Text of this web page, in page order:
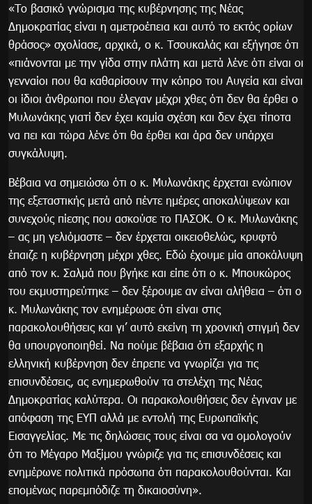
«Το βασικό γνώρισμα της κυβέρνησης της Νέας
Δημοκρατίας είναι η αμετροέπεια και αυτό το εκτός ορίων
θράσος» σχολίασε, αρχικά, ο κ. Τσουκαλάς και εξήγησε ότι
«πιάνονται με την γίδα στην πλάτη και μετά λένε ότι είναι οι
γενναίοι που θα καθαρίσουν την κόπρο του Αυγεία και είναι
οι ίδιοι άνθρωποι που έλεγαν μέχρι χθες ότι δεν θα έρθει ο
Μυλωνάκης γιατί δεν έχει καμία σχέση και δεν έχει τίποτα
να πει και τώρα λένε ότι θα έρθει και άρα δεν υπάρχει
συγκάλυψη.
Βέβαια να σημειώσω ότι ο κ. Μυλωνάκης έρχεται ενώπιον
της εξεταστικής μετά από πέντε ημέρες αποκαλύψεων και
συνεχούς πίεσης που ασκούσε το ΠΑΣΟΚ. Ο κ. Μυλωνάκης
– ας μη γελιόμαστε – δεν έρχεται οικειοθελώς, κρυφτό
έπαιζε η κυβέρνηση μέχρι χθες. Εδώ έχουμε μία αποκάλυψη
από τον κ. Σαλμά που βγήκε και είπε ότι ο κ. Μπουκώρος
του εκμυστηρεύτηκε – δεν ξέρουμε αν είναι αλήθεια – ότι ο
κ. Μυλωνάκης τον ενημέρωσε ότι είναι στις
παρακολουθήσεις και γι’ αυτό εκείνη τη χρονική στιγμή δεν
θα υπουργοποιηθεί. Να πούμε βέβαια ότι εξαρχής η
ελληνική κυβέρνηση δεν έπρεπε να γνωρίζει για τις
επισυνδέσεις, ας ενημερωθούν τα στελέχη της Νέας
Δημοκρατίας καλύτερα. Οι παρακολουθήσεις δεν έγιναν με
απόφαση της ΕΥΠ αλλά με εντολή της Ευρωπαϊκής
Εισαγγελίας. Με τις δηλώσεις τους είναι σα να ομολογούν
ότι το Μέγαρο Μαξίμου γνώριζε για τις επισυνδέσεις και
ενημέρωνε πολιτικά πρόσωπα ότι παρακολουθούνται. Και
επομένως παρεμπόδιζε τη δικαιοσύνη».